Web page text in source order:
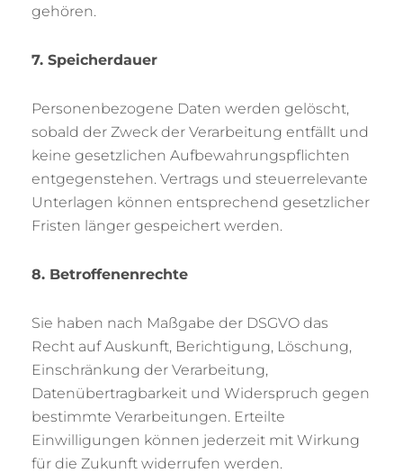
gehören.
7. Speicherdauer
Personenbezogene Daten werden gelöscht,
sobald der Zweck der Verarbeitung entfällt und
keine gesetzlichen Aufbewahrungspflichten
entgegenstehen. Vertrags und steuerrelevante
Unterlagen können entsprechend gesetzlicher
Fristen länger gespeichert werden.
8. Betroffenenrechte
Sie haben nach Maßgabe der DSGVO das
Recht auf Auskunft, Berichtigung, Löschung,
Einschränkung der Verarbeitung,
Datenübertragbarkeit und Widerspruch gegen
bestimmte Verarbeitungen. Erteilte
Einwilligungen können jederzeit mit Wirkung
für die Zukunft widerrufen werden.